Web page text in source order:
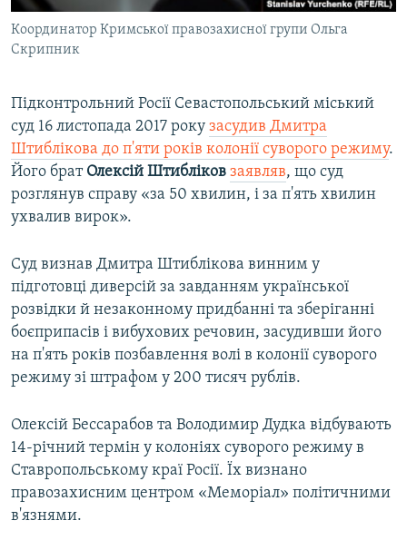
Координатор Кримської правозахисної групи Ольга
Скрипник
Підконтрольний Росії Севастопольський міський
суд 16 листопада 2017 року засудив Дмитра
Штиблікова до п'яти років колонії суворого режиму.
Його брат Олексій Штибліков заявляв, що суд
розглянув справу «за 50 хвилин, і за п'ять хвилин
ухвалив вирок».
Суд визнав Дмитра Штиблікова винним у
підготовці диверсій за завданням української
розвідки й незаконному придбанні та зберіганні
боєприпасів і вибухових речовин, засудивши його
на п'ять років позбавлення волі в колонії суворого
режиму зі штрафом у 200 тисяч рублів.
Олексій Бессарабов та Володимир Дудка відбувають
14-річний термін у колоніях суворого режиму в
Ставропольському краї Росії. Їх визнано
правозахисним центром «Меморіал» політичними
в'язнями.